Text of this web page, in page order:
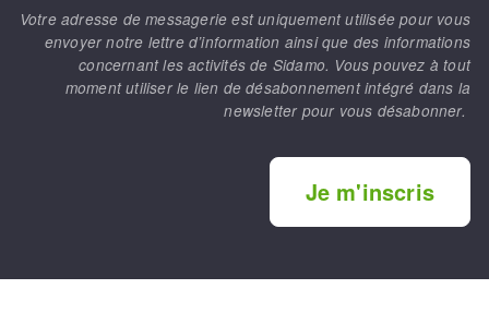
Votre adresse de messagerie est uniquement utilisée pour vous
envoyer notre lettre d’information ainsi que des informations
concernant les activités de Sidamo. Vous pouvez à tout
moment utiliser le lien de désabonnement intégré dans la
newsletter pour vous désabonner.
Je m'inscris